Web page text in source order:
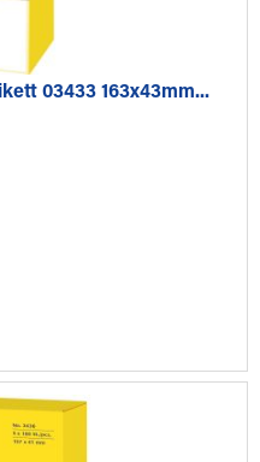
03433 163x43mm...